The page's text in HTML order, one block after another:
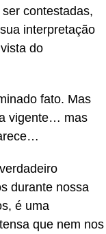
contestadas,
interpretação
do
fato. Mas
vigente… mas
durante nossa
é uma
que nem nos